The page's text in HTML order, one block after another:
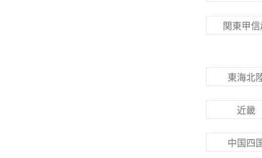
関東甲信
東海北
近畿
中国四